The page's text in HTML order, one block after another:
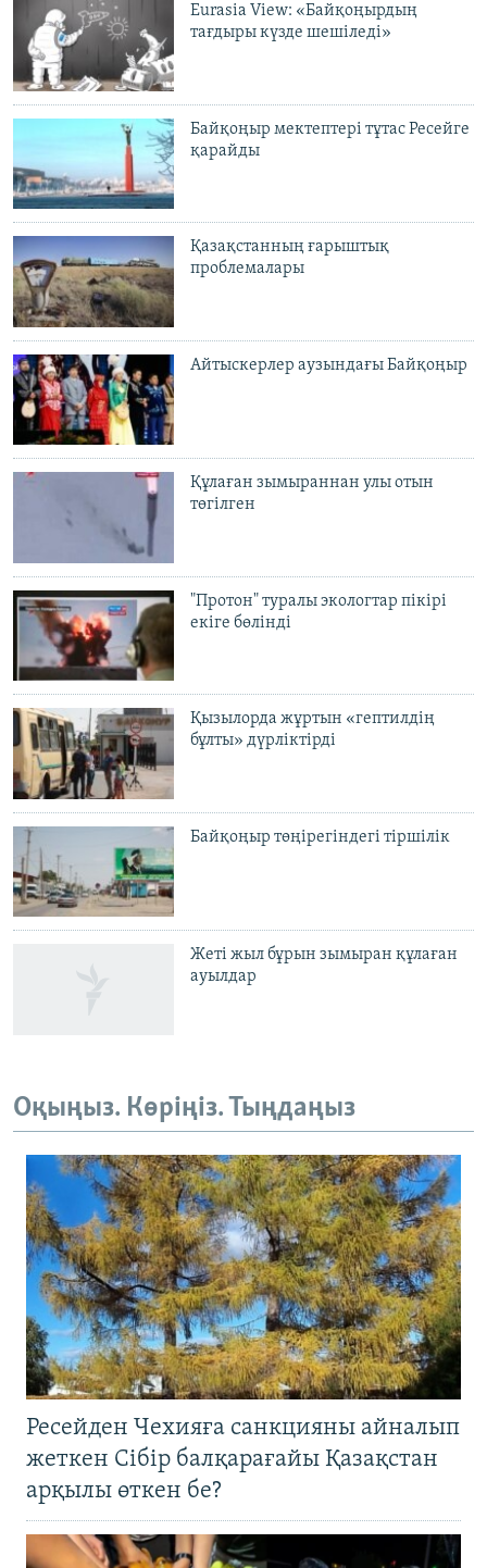
Eurasia View: «Байқоңырдың
тағдыры күзде шешіледі»
Байқоңыр мектептері тұтас Ресейге
қарайды
Қазақстанның ғарыштық
проблемалары
Айтыскерлер аузындағы Байқоңыр
Құлаған зымыраннан улы отын
төгілген
"Протон" туралы экологтар пікірі
екіге бөлінді
Қызылорда жұртын «гептилдің
бұлты» дүрліктірді
Байқоңыр төңірегіндегі тіршілік
Жеті жыл бұрын зымыран құлаған
ауылдар
Оқыңыз. Көріңіз. Тыңдаңыз
Ресейден Чехияға санкцияны айналып
жеткен Сібір балқарағайы Қазақстан
арқылы өткен бе?